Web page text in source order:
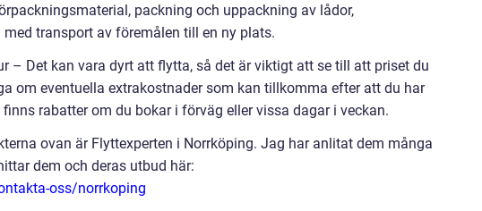
packning och uppackning av lådor,
transport av föremålen till en ny plats.
– Det kan vara dyrt att flytta, så det är viktigt att se till att priset du
om eventuella extrakostnader som kan tillkomma efter att du har
rabatter om du bokar i förväg eller vissa dagar i veckan.
ovan är Flyttexperten i Norrköping. Jag har anlitat dem många
dem och deras utbud här:
oss/norrkoping